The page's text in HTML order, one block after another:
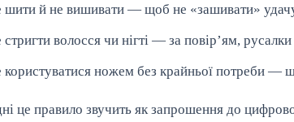
шити й не вишивати — щоб не «зашивати»
волосся чи нігті — за повір’ям,
користуватися ножем без крайньої потреби —
це правило звучить як запрошення до